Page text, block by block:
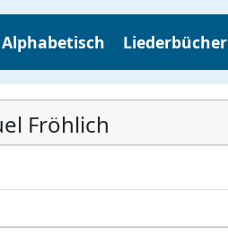
Alphabetisch Liederbücher
Fröhlich